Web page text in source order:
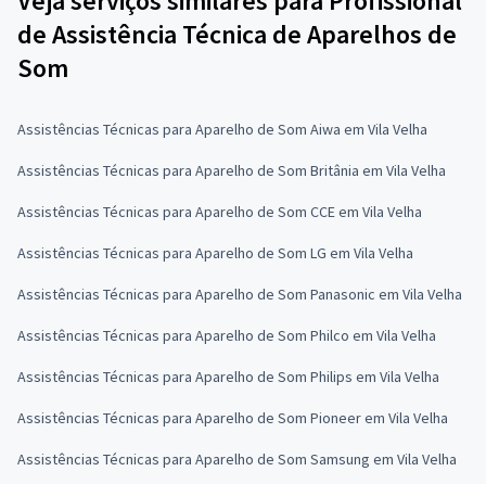
de Assistência Técnica de Aparelhos de
Som
Assistências Técnicas para Aparelho de Som Aiwa em Vila Velha
Assistências Técnicas para Aparelho de Som Britânia em Vila Velha
Assistências Técnicas para Aparelho de Som CCE em Vila Velha
Assistências Técnicas para Aparelho de Som LG em Vila Velha
Assistências Técnicas para Aparelho de Som Panasonic em Vila Velha
Assistências Técnicas para Aparelho de Som Philco em Vila Velha
Assistências Técnicas para Aparelho de Som Philips em Vila Velha
Assistências Técnicas para Aparelho de Som Pioneer em Vila Velha
Assistências Técnicas para Aparelho de Som Samsung em Vila Velha